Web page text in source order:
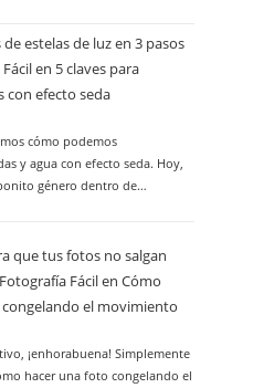
estelas de luz en 3 pasos
en 5 claves para
con efecto seda
cómo podemos
y agua con efecto seda. Hoy,
género dentro de…
que tus fotos no salgan
FácilenCómo
el movimiento
¡enhorabuena! Simplemente
hacer una foto congelando el